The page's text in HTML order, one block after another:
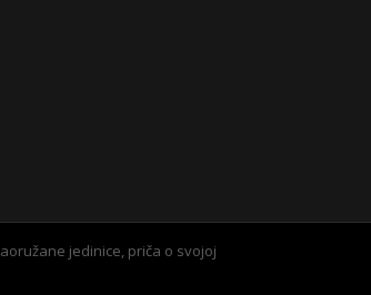
jedinice, priča o svojoj